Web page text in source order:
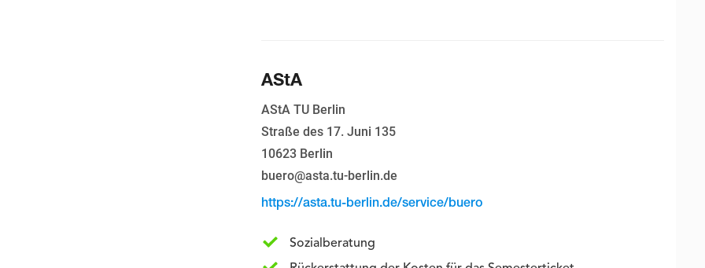
AStA
AStA TU Berlin
Straße des 17. Juni 135
10623 Berlin
buero@asta.tu-berlin.de
https://asta.tu-berlin.de/service/buero
Sozialberatung